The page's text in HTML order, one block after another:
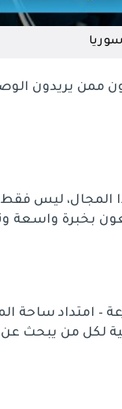
ممن يريدون
المجال، ليس
بخبرة واسعة
امتداد ساحة
لكل من يبحث